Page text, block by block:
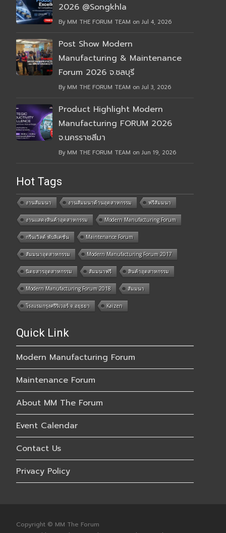
2026 @Songkhla
By MM THE FORUM TEAM on Jul 4, 2026
Post Show Modern
Manufacturing & Maintenance
Forum 2026 จ.ชลบุรี
By MM THE FORUM TEAM on Jul 3, 2026
Product Highlight Modern
Manufacturing FORUM 2026
จ.นครราชสีมา
By MM THE FORUM TEAM on Jun 19, 2026
Hot Tags
งานสัมมนา งานสัมมนาด้านอุตสาหกรรม ฟรีสัมมนา
งานแสดงสินค้าอุตสาหกรรม Modern Manufacturing Forum
กรีนเวิลด์ พับลิเคชั่น Maintenance Forum
สัมมนาอุตสาหกรรม Modern Manufacturing Forum 2017
นิตยสารอุตสาหกรรม สัมมนาฟรี สินค้าอุตสาหกรรม
Modern Manufacturing Forum 2018 สัมมนา
โรงแรมกรุงศรีริเวอร์ จ.อยุธยา Kaizen
Quick Link
Modern Manufacturing Forum
Maintenance Forum
About MM The Forum
Event Calendar
Contact Us
Privacy Policy
Copyright © MM The Forum